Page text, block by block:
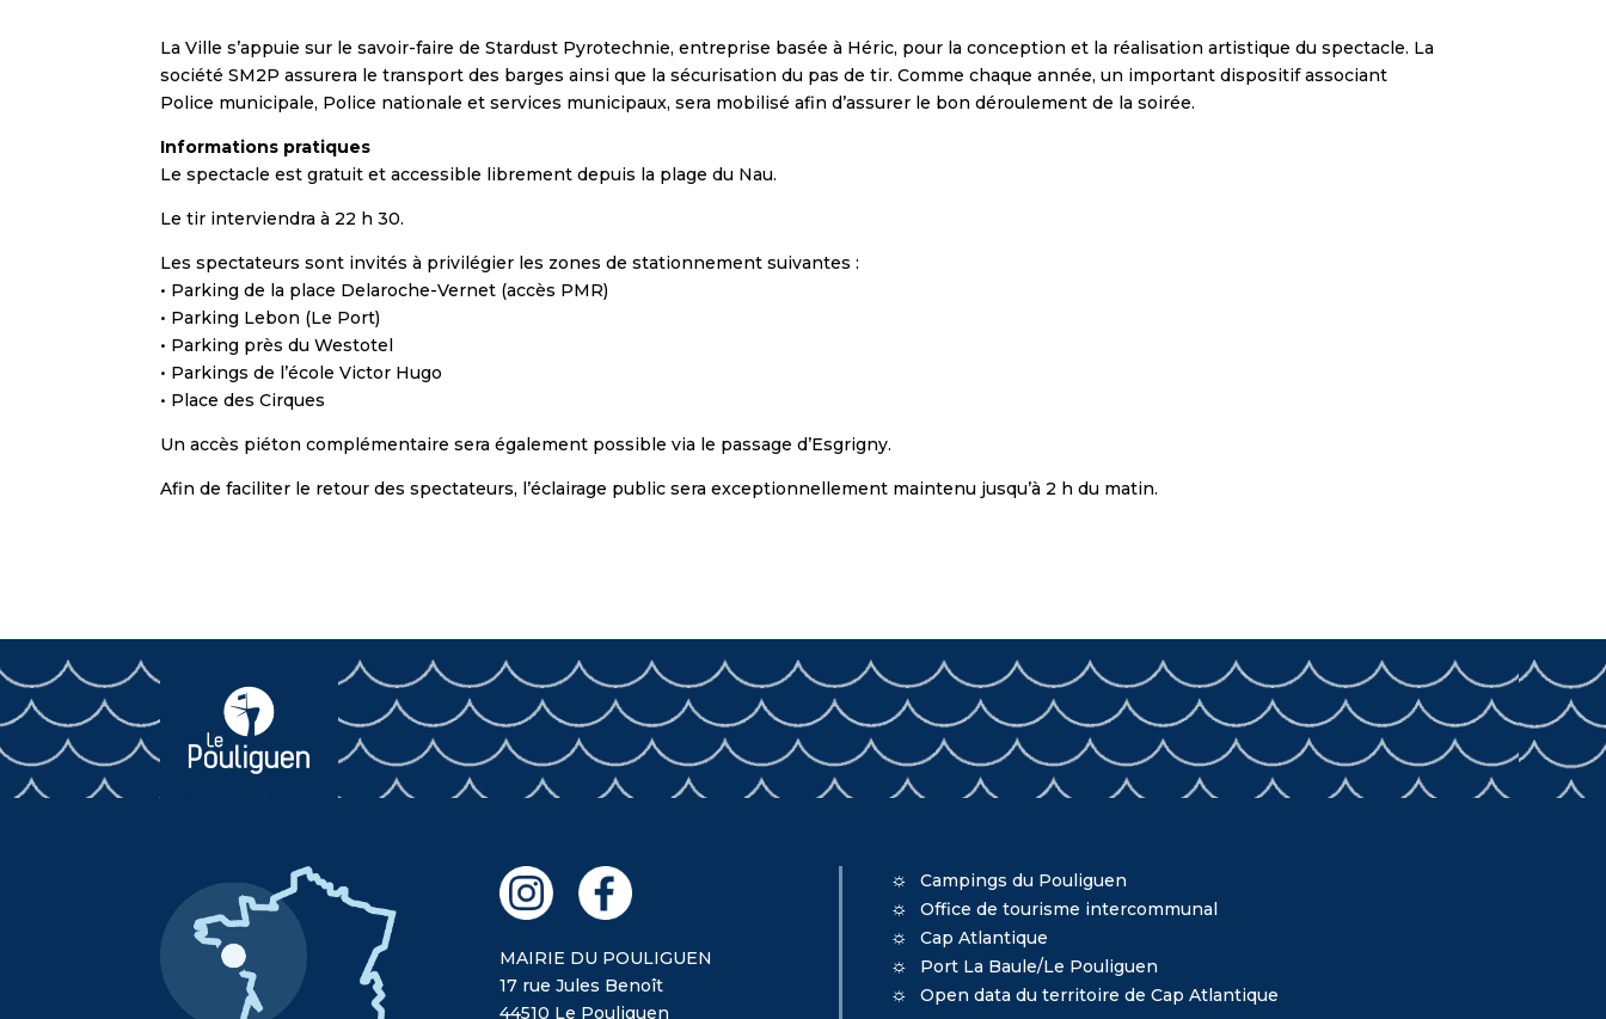
La Ville s’appuie sur le savoir-faire de Stardust Pyrotechnie, entreprise basée à Héric, pour la conception et la réalisation artistique du spectacle. La
société SM2P assurera le transport des barges ainsi que la sécurisation du pas de tir. Comme chaque année, un important dispositif associant
Police municipale, Police nationale et services municipaux, sera mobilisé afin d’assurer le bon déroulement de la soirée.
Informations pratiques
Le spectacle est gratuit et accessible librement depuis la plage du Nau.
Le tir interviendra à 22 h 30.
Les spectateurs sont invités à privilégier les zones de stationnement suivantes :
• Parking de la place Delaroche-Vernet (accès PMR)
• Parking Lebon (Le Port)
• Parking près du Westotel
• Parkings de l’école Victor Hugo
• Place des Cirques
Un accès piéton complémentaire sera également possible via le passage d’Esgrigny.
Afin de faciliter le retour des spectateurs, l’éclairage public sera exceptionnellement maintenu jusqu’à 2 h du matin.
MAIRIE DU POULIGUEN
17 rue Jules Benoît
44510 Le Pouliguen
Campings du Pouliguen
Office de tourisme intercommunal
Cap Atlantique
Port La Baule/Le Pouliguen
Open data du territoire de Cap Atlantique